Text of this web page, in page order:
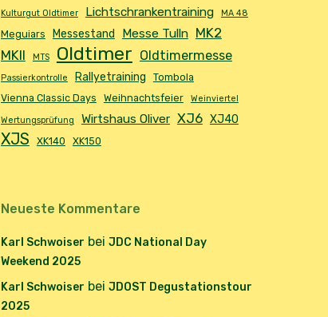
Kulturgut Oldtimer
Lichtschrankentraining MA 48
Meguiars Messestand Messe Tulln MK2
MKII
MTS Oldtimer Oldtimermesse
Passierkontrolle Rallyetraining
Tombola
Vienna Classic Days
Weihnachtsfeier Weinviertel
Wertungsprüfung Wirtshaus Oliver XJ6 XJ40
XJS XK140 XK150
Neueste Kommentare
Karl Schwoiser bei JDC National Day
Weekend 2025
Karl Schwoiser bei JDOST Degustationstour
2025